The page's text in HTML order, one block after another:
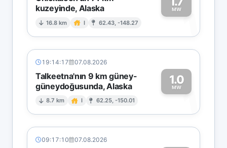
kuzeyinde, Alaska
16.8 km I 62.43, -148.27
MW1
19:14:17 07.08.2026
Talkeetna'nın 9 km güney-
güneydoğusunda, Alaska
8.7 km I 62.25, -150.01
1.0
MW1
09:17:10 07.08.2026